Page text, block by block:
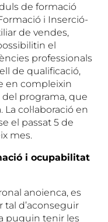
de formació
i Inserció-
de vendes,
el
professionals
de qualificació,
en compleixin
del programa, que
col·laboració en
el passat 5 de
mes.
i ocupabilitat
anoienca, es
tal d’aconseguir
puguin tenir les